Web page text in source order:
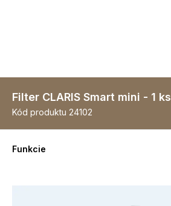
Filter CLARIS Smart mini - 1 ks
Kód produktu 24102
Funkcie